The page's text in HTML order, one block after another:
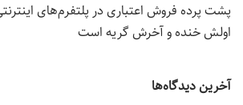
پشت پرده فروش اعتباری در پلتفرم‌های
اولش خنده و آخرش گریه است
آخرین دیدگاه‌ها